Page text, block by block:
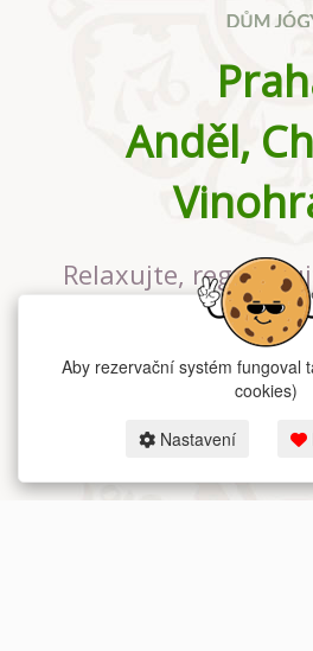
Anděl,
Relaxujte,
se v největším
Praze
Aby rezervační systém fungoval
cookies)
Nastavení